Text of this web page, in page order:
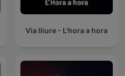
Via lliure - L'hora a hora